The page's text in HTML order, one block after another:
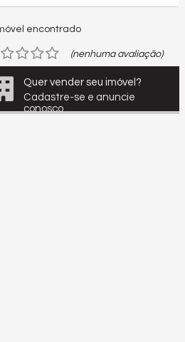
encontrado
(nenhuma avaliação)
Quer vender seu imóvel?
Cadastre-se e anuncie
conosco